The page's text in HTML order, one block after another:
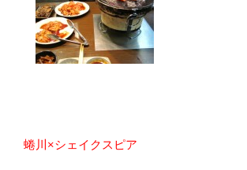
投蜷川×シェイクスピア